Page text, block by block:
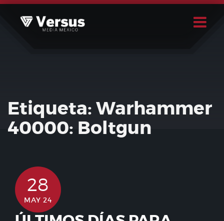
Skip
Etiqueta:Warhammer
40000: Boltgun
28
MAY 24